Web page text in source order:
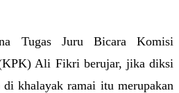
Tugas Juru Bicara Komisi
(KPK) Ali Fikri berujar, jika diksi
khalayak ramai itu merupakan